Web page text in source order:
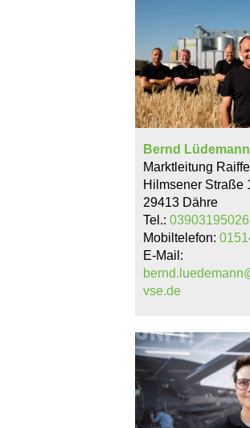
Bernd Lüdemann
Marktleitung
Hilmsener Straße
29413 Dähre
Tel.: 03903195026
Mobiltelefon:
E-Mail:
vse.de